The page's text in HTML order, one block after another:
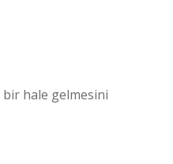
bir hale gelmesini